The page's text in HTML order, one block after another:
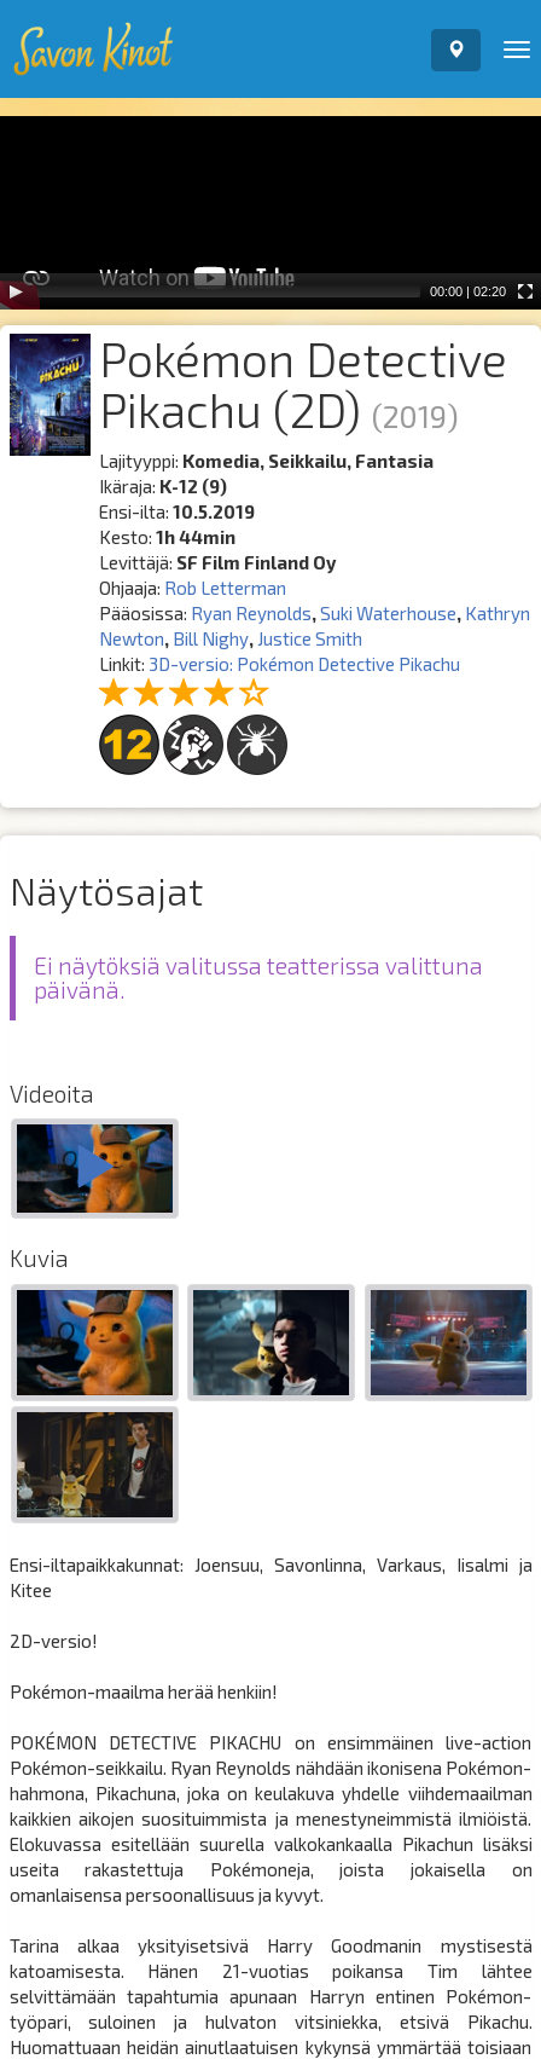
00:00 | 02:20
Pokémon Detective
Pikachu (2D) (2019)
Lajityyppi: Komedia, Seikkailu, Fantasia
Ikäraja: K-12 (9)
Ensi-ilta:10.5.2019
Kesto:1h 44min
Levittäjä: SF Film Finland Oy
Ohjaaja: Rob Letterman
Pääosissa: Ryan Reynolds,Suki Waterhouse, Kathryn
Newton, Bill Nighy, Justice Smith
Linkit: 3D-versio: Pokémon Detective Pikachu
Näytösajat
Ei näytöksiä valitussa teatterissa valittuna
päivänä.
Videoita
Kuvia
Ensi-iltapaikkakunnat: Joensuu, Savonlinna, Varkaus, Iisalmi ja
Kitee
2D-versio!
Pokémon-maailma herää henkiin!
POKÉMON DETECTIVE PIKACHU on ensimmäinen live-action
Pokémon-seikkailu. Ryan Reynolds nähdään ikonisena Pokémon-
hahmona, Pikachuna, joka on keulakuva yhdelle viihdemaailman
kaikkien aikojen suosituimmista ja menestyneimmistä ilmiöistä.
Elokuvassa esitellään suurella valkokankaalla Pikachun lisäksi
useita rakastettuja Pokémoneja, joista jokaisella on
omanlaisensa persoonallisuus ja kyvyt.
Tarina alkaa yksityisetsivä Harry Goodmanin mystisestä
katoamisesta. Hänen 21-vuotias poikansa Tim lähtee
selvittämään tapahtumia apunaan Harryn entinen Pokémon-
työpari, suloinen ja hulvaton vitsiniekka, etsivä Pikachu.
Huomattuaan heidän ainutlaatuisen kykynsä ymmärtää toisiaan